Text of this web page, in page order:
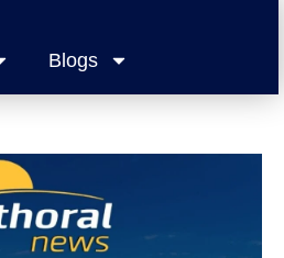
Blogs